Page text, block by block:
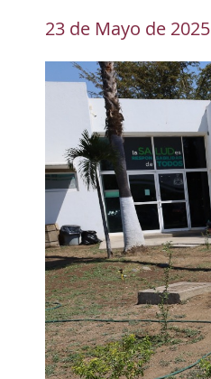
23 de Mayo de 2025